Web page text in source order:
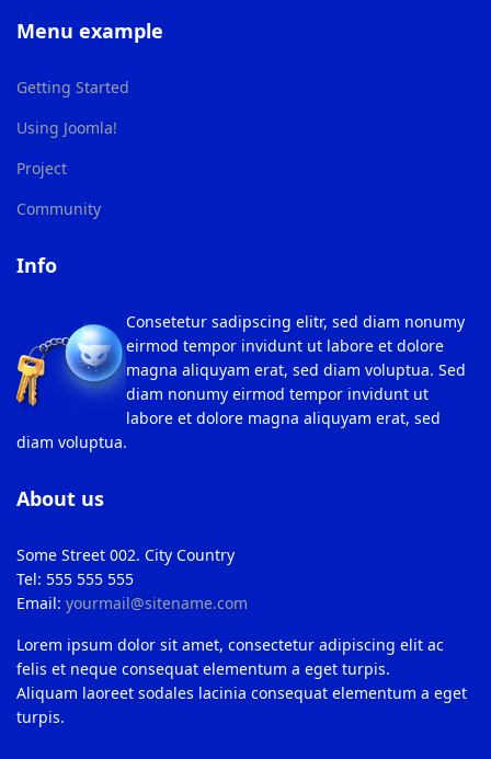
Menu example
Getting Started
Using Joomla!
Project
Community
Info
Consetetur sadipscing elitr, sed diam nonumy
eirmod tempor invidunt ut labore et dolore
magna aliquyam erat, sed diam voluptua. Sed
diam nonumy eirmod tempor invidunt ut
labore et dolore magna aliquyam erat, sed
diam voluptua.
About us
Some Street 002. City Country
Tel: 555 555 555
Email: yourmail@sitename.com
Lorem ipsum dolor sit amet, consectetur adipiscing elit ac
felis et neque consequat elementum a eget turpis.
Aliquam laoreet sodales lacinia consequat elementum a eget
turpis.